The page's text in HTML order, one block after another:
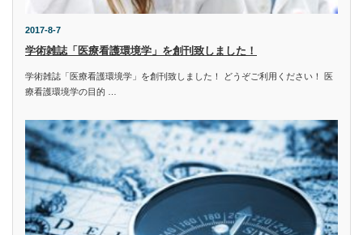
2017-8-7
学術雑誌「医療看護環境学」を創刊致しました！
学術雑誌「医療看護環境学」を創刊致しました！ どうぞご利用ください！ 医
療看護環境学の目的 …